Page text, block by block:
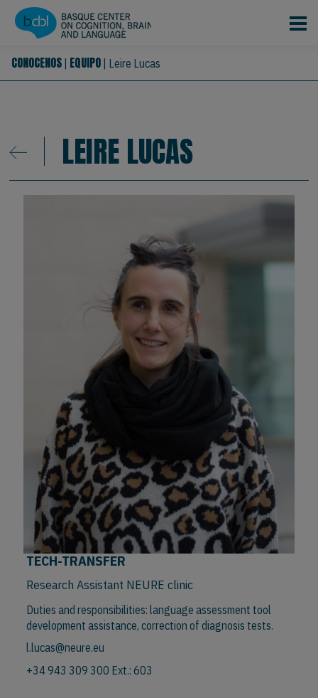
Pasar al contenido principal
CONOCENOS EQUIPO Leire Lucas
LEIRE LUCAS
TECH-TRANSFER
Research Assistant NEURE clinic
Duties and responsibilities: language assessment tool
development assistance, correction of diagnosis tests.
l.lucas@neure.eu
+34 943 309 300 Ext.: 603